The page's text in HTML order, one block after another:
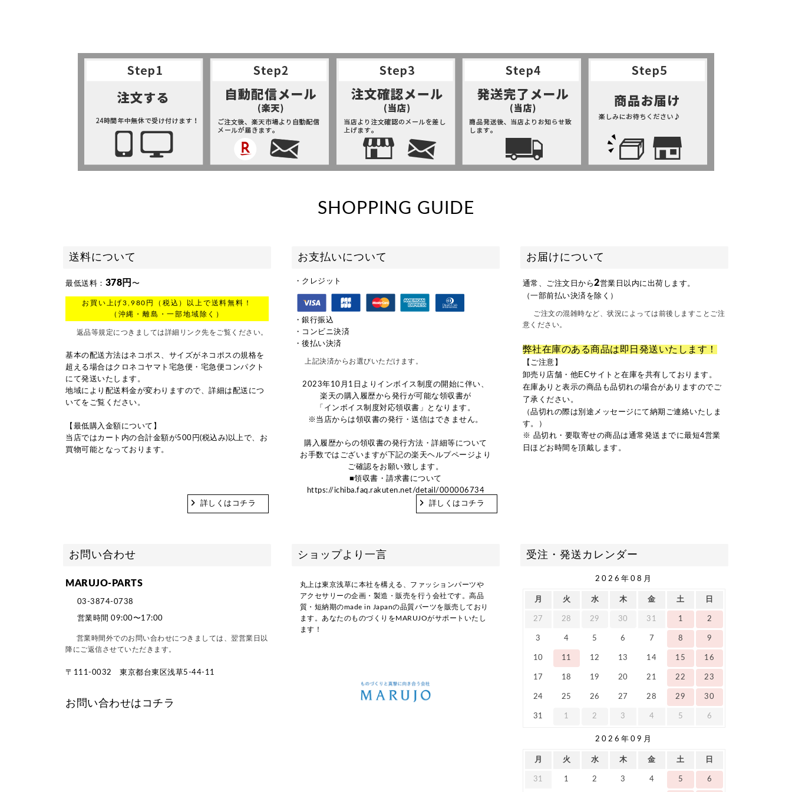
SHOPPING GUIDE
送料について
最低送料： 378円 〜
お買い上げ3,980円（税込）以上で送料無料！
（沖縄・離島・一部地域除く）
返品等規定につきましては詳細リンク先をご覧ください。
基本の配送方法はネコポス、サイズがネコポスの規格を
超える場合はクロネコヤマト宅急便・宅急便コンパクト
にて発送いたします。
地域により配送料金が変わりますので、詳細は配送につ
いてをご覧ください。
【最低購入金額について】
当店ではカート内の合計金額が500円(税込み)以上で、お
買物可能となっております。
詳しくはコチラ
お支払いについて
・クレジット
・銀行振込
・コンビニ決済
・後払い決済
上記決済からお選びいただけます。
2023年10月1日よりインボイス制度の開始に伴い、
楽天の購入履歴から発行が可能な領収書が
「インボイス制度対応領収書」となります。
※当店からは領収書の発行・送信はできません。
購入履歴からの領収書の発行方法・詳細等について
お手数ではございますが下記の楽天ヘルプページより
ご確認をお願い致します。
■領収書・請求書について
https://ichiba.faq.rakuten.net/detail/000006734
詳しくはコチラ
お届けについて
通常、ご注文日から2営業日以内に出荷します。
（一部前払い決済を除く）
ご注文の混雑時など、状況によっては前後しますことご注
意ください。
弊社在庫のある商品は即日発送いたします！
【ご注意】
卸売り店舗・他ECサイトと在庫を共有しております。
在庫ありと表示の商品も品切れの場合がありますのでご
了承ください。
（品切れの際は別途メッセージにて納期ご連絡いたしま
す。）
※ 品切れ・要取寄せの商品は通常発送までに最短4営業
日ほどお時間を頂戴します。
お問い合わせ
MARUJO-PARTS
03-3874-0738
営業時間 09:00〜17:00
営業時間外でのお問い合わせにつきましては、翌営業日以
降にご返信させていただきます。
〒111-0032 東京都台東区浅草5-44-11
お問い合わせはコチラ
ショップより一言
丸上は東京浅草に本社を構える、ファッションパーツや
アクセサリーの企画・製造・販売を行う会社です。高品
質・短納期のmade in Japanの品質パーツを販売しており
ます。あなたのものづくりをMARUJOがサポートいたし
ます！
受注・発送カレンダー
2026年08月
月 火 水 木 金 土 日
27 28 29 30 31 1 2
3 4 5 6 7 8 9
10 11 12 13 14 15 16
17 18 19 20 21 22 23
24 25 26 27 28 29 30
31 1 2 3 4 5 6
2026年09月
月 火 水 木 金 土 日
31 1 2 3 4 5 6